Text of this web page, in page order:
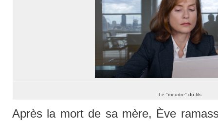
Le "meurtre" du fils
Après la mort de sa mère, Ève